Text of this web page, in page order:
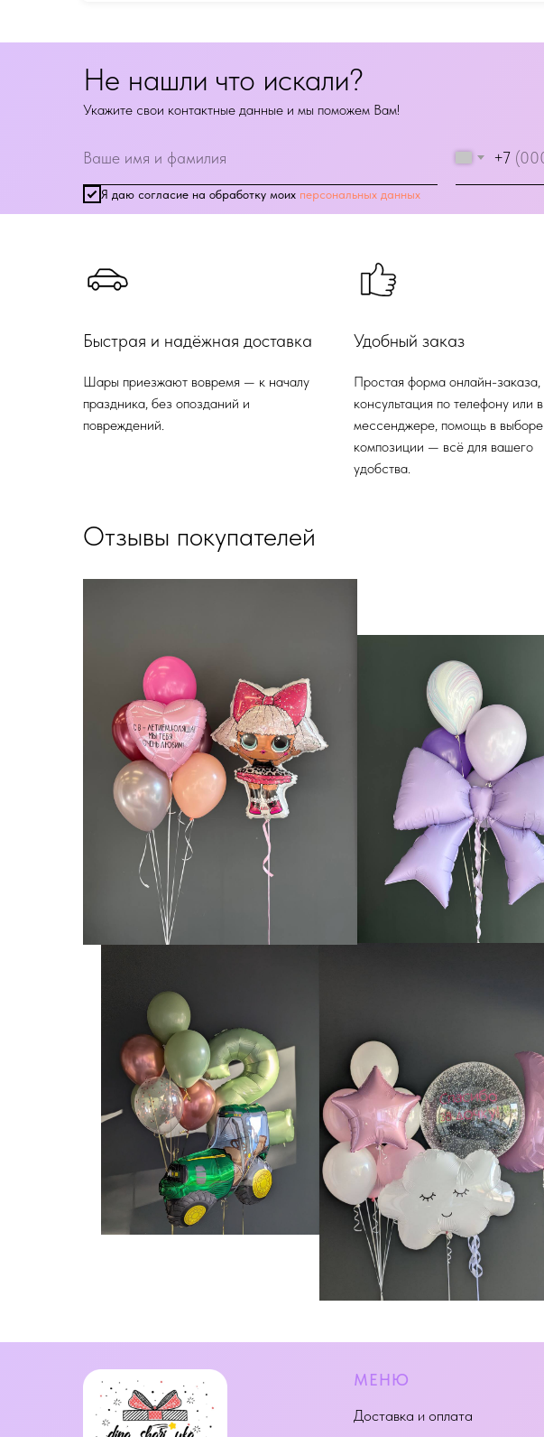
+7
Я даю согласие на обработку моих персональных данных
Не нашли что искали?
Укажите свои контактные данные и мы поможем Вам!
Быстрая и надёжная доставка
Шары приезжают вовремя — к началу
праздника, без опозданий и
повреждений.
Удобный заказ
Простая форма онлайн-заказа,
консультация по телефону или в
мессенджере, помощь в выборе
композиции — всё для вашего
удобства.
Отзывы покупателей
МЕНЮ
Доставка и оплата